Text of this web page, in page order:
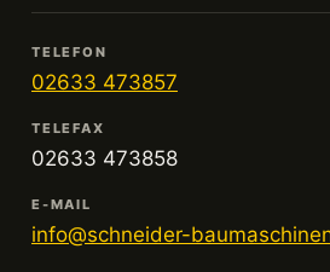
TELEFON
02633 473857
TELEFAX
02633 473858
E-MAIL
info@schneider-